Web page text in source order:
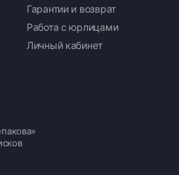
Гарантии и возврат
Работа с юрлицами
Личный кабинет